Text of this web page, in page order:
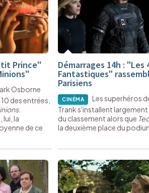
Prince"
Osborne
des entrées,
la
de ce
Démarrages 14h : "Les
Fantastiques"
Parisiens
CINÉMA
Les superhéros
Trank s'installent largement
du classement alors que
la deuxième place du